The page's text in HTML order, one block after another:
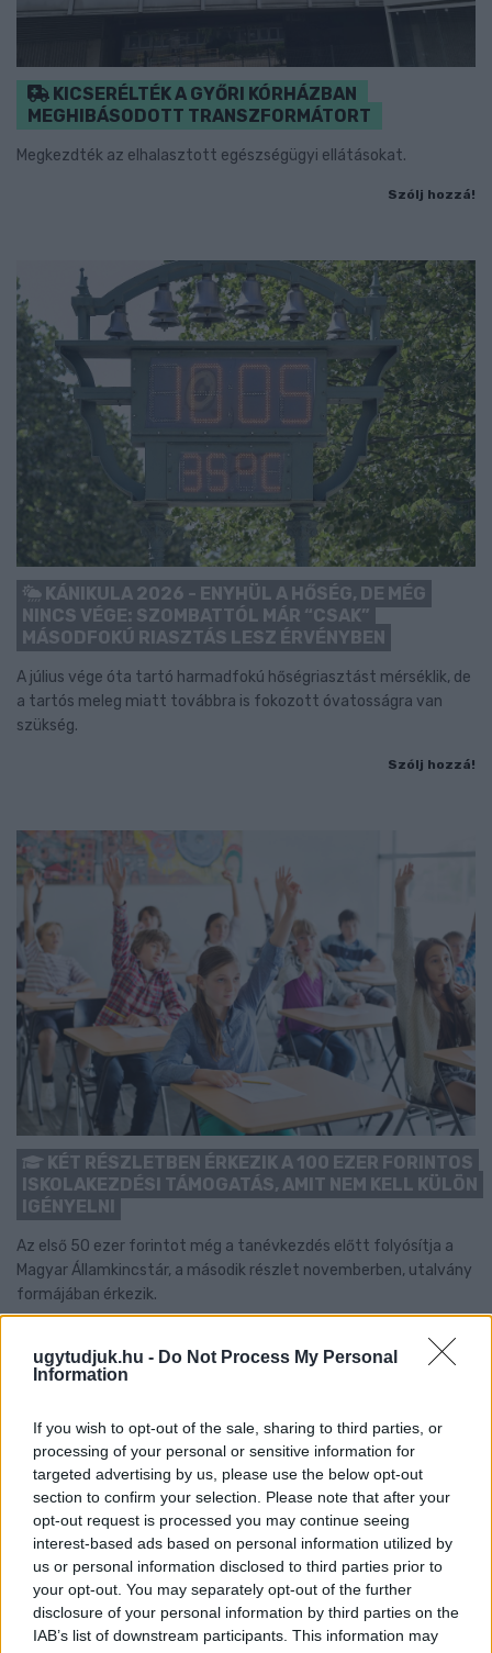
ugytudjuk.hu - Do Not Process My Personal
Information
If you wish to opt-out of the sale, sharing to third parties, or
processing of your personal or sensitive information for
targeted advertising by us, please use the below opt-out
section to confirm your selection. Please note that after your
opt-out request is processed you may continue seeing
interest-based ads based on personal information utilized by
us or personal information disclosed to third parties prior to
your opt-out. You may separately opt-out of the further
disclosure of your personal information by third parties on the
IAB’s list of downstream participants. This information may
KICSERÉLTÉK A GYŐRI KÓRHÁZBAN
MEGHIBÁSODOTT TRANSZFORMÁTORT
Megkezdték az elhalasztott egészségügyi ellátásokat.
Szólj hozzá!
KÁNIKULA 2026 - ENYHÜL A HŐSÉG, DE MÉG
NINCS VÉGE: SZOMBATTÓL MÁR “CSAK”
MÁSODFOKÚ RIASZTÁS LESZ ÉRVÉNYBEN
A július vége óta tartó harmadfokú hőségriasztást mérséklik, de
a tartós meleg miatt továbbra is fokozott óvatosságra van
szükség.
Szólj hozzá!
KÉT RÉSZLETBEN ÉRKEZIK A 100 EZER FORINTOS
ISKOLAKEZDÉSI TÁMOGATÁS, AMIT NEM KELL KÜLÖN
IGÉNYELNI
Az első 50 ezer forintot még a tanévkezdés előtt folyósítja a
Magyar Államkincstár, a második részlet novemberben, utalvány
formájában érkezik.